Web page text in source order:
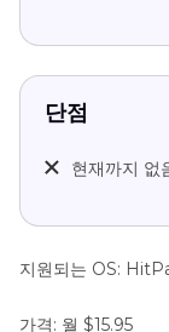
단점
현재까지 없
지원되는 OS:
가격: 월 $15.95